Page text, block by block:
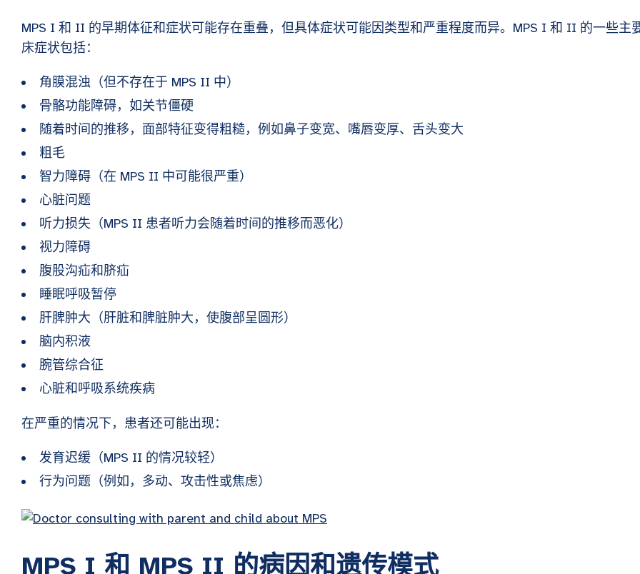
MPS I 和 II 的早期体征和症状可能存在重叠，但具体症状可能因类型和严重程度而异。MPS I 和 II 的一些主
床症状包括：
角膜混浊（但不存在于 MPS II 中）
骨骼功能障碍，如关节僵硬
随着时间的推移，面部特征变得粗糙，例如鼻子变宽、嘴唇变厚、舌头变大
粗毛
智力障碍（在 MPS II 中可能很严重）
心脏问题
听力损失（MPS II 患者听力会随着时间的推移而恶化）
视力障碍
腹股沟疝和脐疝
睡眠呼吸暂停
肝脾肿大（肝脏和脾脏肿大，使腹部呈圆形）
脑内积液
腕管综合征
心脏和呼吸系统疾病
在严重的情况下，患者还可能出现：
发育迟缓（MPS II 的情况较轻）
行为问题（例如，多动、攻击性或焦虑）
MPS I 和 MPS II 的病因和遗传模式